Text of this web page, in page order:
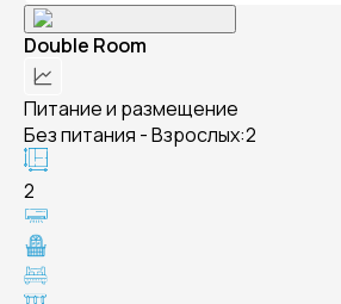
Double Room
Питание и размещение
Без питания - Взрослых:2
2